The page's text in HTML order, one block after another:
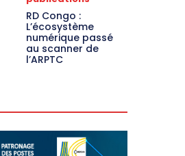
RD Congo :
L’écosystème
numérique passé
au scanner de
l’ARPTC